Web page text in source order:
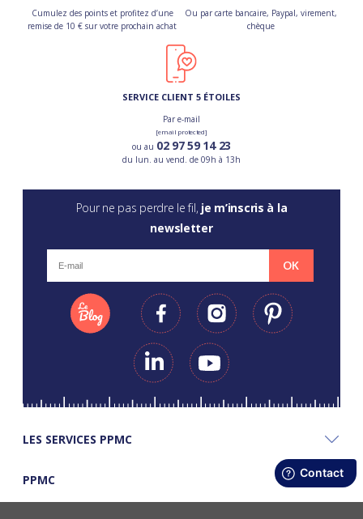
Cumulez des points et profitez d’une
remise de 10 € sur votre prochain achat
Ou par carte bancaire, Paypal, virement,
chèque
SERVICE CLIENT 5 ÉTOILES
Par e-mail
[email protected]
ou au 02 97 59 14 23
du lun. au vend. de 09h à 13h
Pour ne pas perdre le fil, je m’inscris à la
newsletter
OK
LES SERVICES PPMC
PPMC